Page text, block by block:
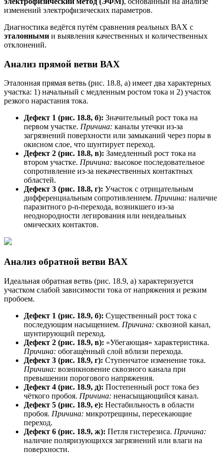
изменений электрофизических параметров.
Диагностика ведётся путём сравнения реальных ВАХ с
эталонными и выявления качественных и количественных
отклонений.
Анализ прямой ветви ВАХ
Эталонная прямая ветвь (рис. 18.8, а) имеет два характерных
участка: 1) начальный с медленным ростом тока и 2) участок
резкого нарастания тока.
Дефект 1 (рис. 18.8, б): Значительный рост тока на
первом участке. Причина: каналы утечки из-за
загрязнений поверхности или замыканий через поры в
окисном слое, что шунтирует переход.
Дефект 2 (рис. 18.8, в): Замедленный рост тока на
втором участке. Причина: высокое последовательное
сопротивление из-за некачественных контактных
областей.
Дефект 3 (рис. 18.8, г): Участок с отрицательным
дифференциальным сопротивлением. Причина: наличие
паразитного p-n-перехода, возникшего из-за
неоднородности легирования или неидеальных
омических контактов.
Анализ обратной ветви ВАХ
Идеальная обратная ветвь (рис. 18.9, а) характеризуется
участком слабой зависимости тока от напряжения и резким
пробоем.
Дефект 1 (рис. 18.9, б): Существенный рост тока с
последующим насыщением. Причина: сквозной канал,
шунтирующий переход.
Дефект 2 (рис. 18.9, в): «Убегающая» характеристика.
Причина: обогащённый слой вблизи перехода.
Дефект 3 (рис. 18.9, г): Ступенчатое изменение тока.
Причина: возникновение сквозного канала при
превышении порогового напряжения.
Дефект 4 (рис. 18.9, д): Постепенный рост тока без
чёткого пробоя. Причина: ненасыщающийся канал.
Дефект 5 (рис. 18.9, е): Нестабильность в области
пробоя. Причина: микротрещины, пересекающие
переход.
Дефект 6 (рис. 18.9, ж): Петля гистерезиса. Причина:
наличие поляризующихся загрязнений или влаги на
поверхности.